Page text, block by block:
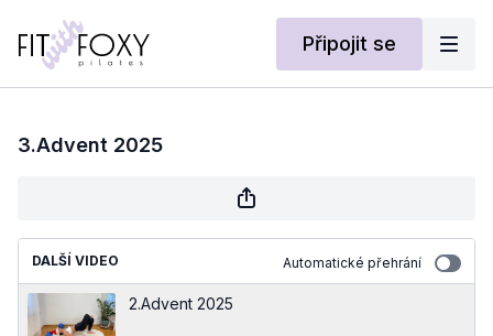
Připojit se
3.Advent 2025
DALŠÍ VIDEO Automatické přehrání
2.Advent 2025